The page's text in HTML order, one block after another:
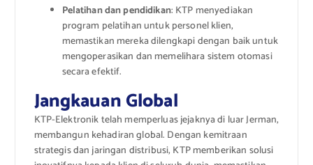
Pelatihan dan pendidikan: KTP menyediakan
program pelatihan untuk personel klien,
memastikan mereka dilengkapi dengan baik untuk
mengoperasikan dan memelihara sistem otomasi
secara efektif.
Jangkauan Global
KTP-Elektronik telah memperluas jejaknya di luar Jerman,
membangun kehadiran global. Dengan kemitraan
strategis dan jaringan distribusi, KTP memberikan solusi